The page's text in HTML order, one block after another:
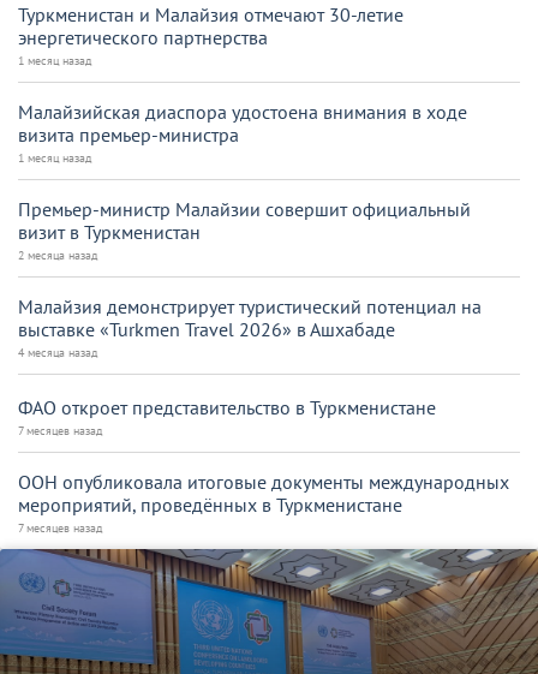
Туркменистан и Малайзия отмечают 30-летие
энергетического партнерства
1 месяц назад
Малайзийская диаспора удостоена внимания в ходе
визита премьер-министра
1 месяц назад
Премьер-министр Малайзии совершит официальный
визит в Туркменистан
2 месяца назад
Малайзия демонстрирует туристический потенциал на
выставке «Turkmen Travel 2026» в Ашхабаде
4 месяца назад
ФАО откроет представительство в Туркменистане
7 месяцев назад
ООН опубликовала итоговые документы международных
мероприятий, проведённых в Туркменистане
7 месяцев назад